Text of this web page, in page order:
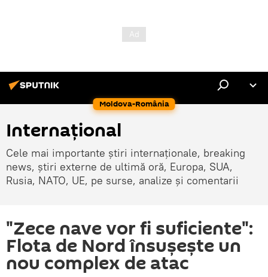
Moldova-România
Internaţional
Cele mai importante știri internaționale, breaking
news, știri externe de ultimă oră, Europa, SUA,
Rusia, NATO, UE, pe surse, analize și comentarii
"Zece nave vor fi suficiente":
Flota de Nord însușește un
nou complex de atac